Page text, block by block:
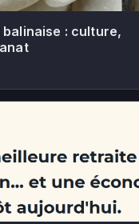
: culture,